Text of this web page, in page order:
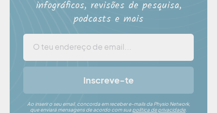
infográficos, revisões de pesquisa,
podcasts e mais
Inscreve-te
Ao inserir o seu email, concorda em receber e-mails da Physio Network,
que enviará mensagens de acordo com sua política de privacidade.